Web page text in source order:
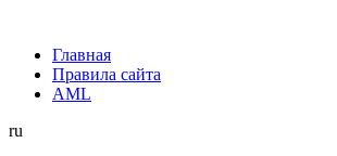
Главная
Правила сайта
AML
ru